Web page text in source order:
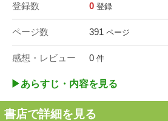
登録数 0 登録
ページ数 391 ページ
感想・レビュー 0 件
▶︎あらすじ・内容を見る
書店で詳細を見る